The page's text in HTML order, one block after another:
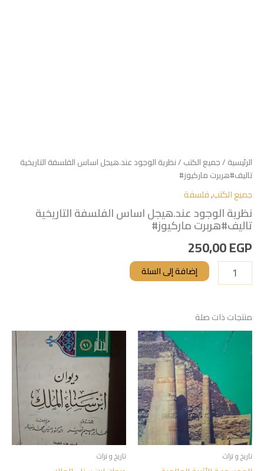
الرئيسية /جميع الكتب / نظرية الوجود عند.هيجل اساس الفلسفة التاريخية
تاليف#هربرت ماركيوز#
جميع الكتب,فلسفة
نظرية الوجود عند.هيجل اساس الفلسفة التاريخية
تاليف#هربرت ماركيوز#
250,00EGP
إضافة إلى السلة
منتجات ذات صلة
تاريخ و تراث تاريخ و تراث